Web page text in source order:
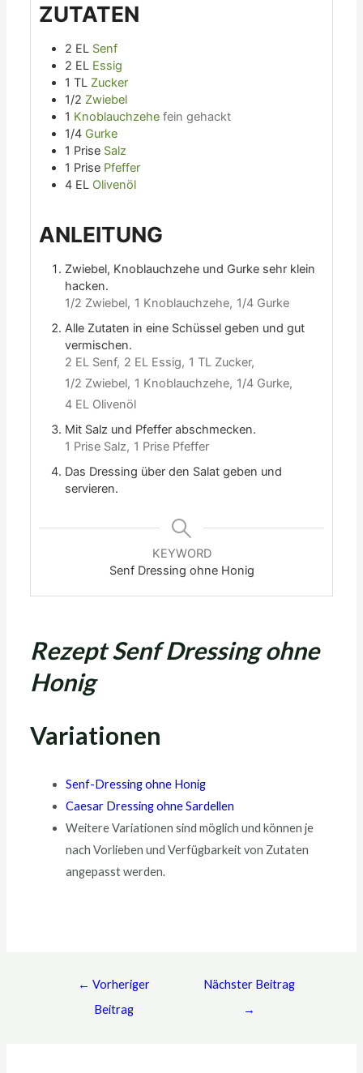
ZUTATEN
2 EL Senf
2 EL Essig
1 TL Zucker
1/2 Zwiebel
1 Knoblauchzehe fein gehackt
1/4 Gurke
1 Prise Salz
1 Prise Pfeffer
4 EL Olivenöl
ANLEITUNG
Zwiebel, Knoblauchzehe und Gurke sehr klein
hacken.
1/2 Zwiebel, 1 Knoblauchzehe, 1/4 Gurke
Alle Zutaten in eine Schüssel geben und gut
vermischen.
2 EL Senf, 2 EL Essig, 1 TL Zucker,
1/2 Zwiebel, 1 Knoblauchzehe, 1/4 Gurke,
4 EL Olivenöl
Mit Salz und Pfeffer abschmecken.
1 Prise Salz, 1 Prise Pfeffer
Das Dressing über den Salat geben und
servieren.
KEYWORD
Senf Dressing ohne Honig
Rezept Senf Dressing ohne
Honig
Variationen
Senf-Dressing ohne Honig
Caesar Dressing ohne Sardellen
Weitere Variationen sind möglich und können je
nach Vorlieben und Verfügbarkeit von Zutaten
angepasst werden.
← Vorheriger
Beitrag
Nächster Beitrag
→